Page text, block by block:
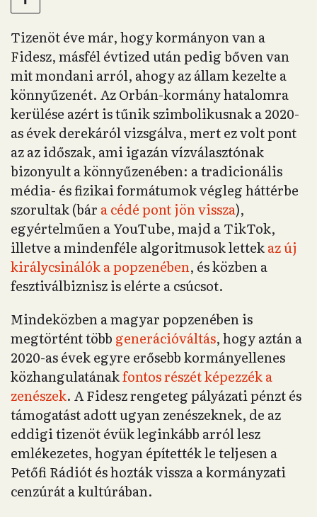
Tizenöt éve már, hogy kormányon van a
Fidesz, másfél évtized után pedig bőven van
mit mondani arról, ahogy az állam kezelte a
könnyűzenét. Az Orbán-kormány hatalomra
kerülése azért is tűnik szimbolikusnak a 2020-
as évek derekáról vizsgálva, mert ez volt pont
az az időszak, ami igazán vízválasztónak
bizonyult a könnyűzenében: a tradicionális
média- és fizikai formátumok végleg háttérbe
szorultak (bár a cédé pont jön vissza),
egyértelműen a YouTube, majd a TikTok,
illetve a mindenféle algoritmusok lettekaz új
királycsinálók a popzenében, és közben a
fesztiválbiznisz is elérte a csúcsot.
Mindeközben a magyar popzenében is
megtörtént több generációváltás, hogy aztán a
2020-as évek egyre erősebb kormányellenes
közhangulatánakfontos részét képezzék a
zenészek. A Fidesz rengeteg pályázati pénzt és
támogatást adott ugyan zenészeknek, de az
eddigi tizenöt évük leginkább arról lesz
emlékezetes, hogyan építették le teljesen a
Petőfi Rádiót és hozták vissza a kormányzati
cenzúrát a kultúrában.